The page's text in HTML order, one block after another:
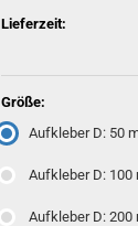
Lieferzeit:
Größe:
Aufkleber D: 50
Aufkleber D: 100
Aufkleber D: 200